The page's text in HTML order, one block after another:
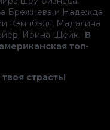
Брежнева и Надежда
Кэмпбэлл, Мадалина
Ирина Шейк. В
топ-
страсть!